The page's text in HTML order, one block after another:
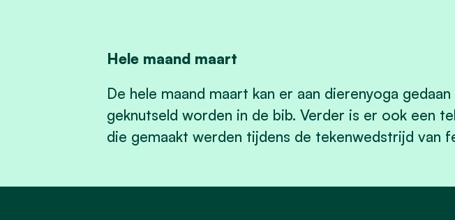
Hele maand maart
De hele maand maart kan er aan dierenyoga
geknutseld worden in de bib. Verder is er ook een
die gemaakt werden tijdens de tekenwedstrijd van